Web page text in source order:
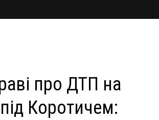
про ДТП на
Коротичем: